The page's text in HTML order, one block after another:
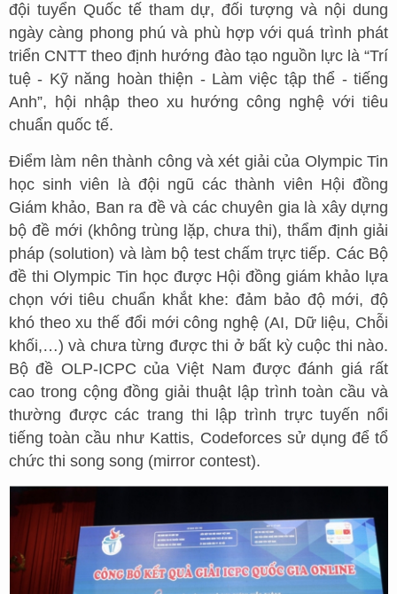
đội tuyển Quốc tế tham dự, đối tượng và nội dung
ngày càng phong phú và phù hợp với quá trình phát
triển CNTT theo định hướng đào tạo nguồn lực là “Trí
tuệ - Kỹ năng hoàn thiện - Làm việc tập thể - tiếng
Anh”, hội nhập theo xu hướng công nghệ với tiêu
chuẩn quốc tế.
Điểm làm nên thành công và xét giải của Olympic Tin
học sinh viên là đội ngũ các thành viên Hội đồng
Giám khảo, Ban ra đề và các chuyên gia là xây dựng
bộ đề mới (không trùng lặp, chưa thi), thẩm định giải
pháp (solution) và làm bộ test chấm trực tiếp. Các Bộ
đề thi Olympic Tin học được Hội đồng giám khảo lựa
chọn với tiêu chuẩn khắt khe: đảm bảo độ mới, độ
khó theo xu thế đổi mới công nghệ (AI, Dữ liệu, Chỗi
khối,…) và chưa từng được thi ở bất kỳ cuộc thi nào.
Bộ đề OLP-ICPC của Việt Nam được đánh giá rất
cao trong cộng đồng giải thuật lập trình toàn cầu và
thường được các trang thi lập trình trực tuyến nổi
tiếng toàn cầu như Kattis, Codeforces sử dụng để tổ
chức thi song song (mirror contest).